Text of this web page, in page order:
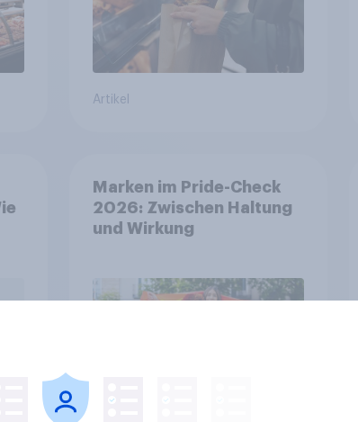
Artikel
Marken im Pride-Check
2026: Zwischen Haltung
und Wirkung